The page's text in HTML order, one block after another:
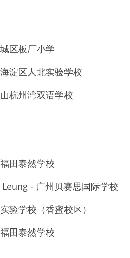
区板厂小学
淀区人北实验学校
杭州湾双语学校
田泰然学校
- 广州贝赛思国际学校
验学校（香蜜校区）
田泰然学校